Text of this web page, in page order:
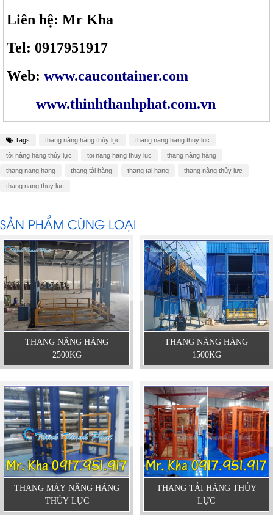
Liên hệ: Mr Kha
Tel: 0917951917
Web: www.caucontainer.com
www.thinhthanhphat.com.vn
Tags thang nâng hàng thủy lực thang nang hang thuy luc
tời nâng hàng thủy lực toi nang hang thuy luc thang nâng hàng
thang nang hang thang tải hàng thang tai hang thang nâng thủy lực
thang nang thuy luc
SẢN PHẨM CÙNG LOẠI
THANG NÂNG HÀNG
2500KG
THANG NÂNG HÀNG
1500KG
THANG MÁY NÂNG HÀNG
THỦY LỰC
THANG TẢI HÀNG THỦY
LỰC